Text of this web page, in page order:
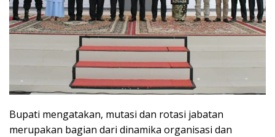
Bupati mengatakan, mutasi dan rotasi jabatan
merupakan bagian dari dinamika organisasi dan